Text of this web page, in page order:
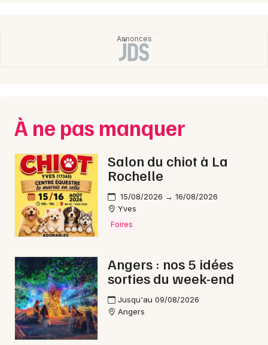
Choisir mes départements
Mon email
Je m'abonne
À ne pas manquer
Salon du chiot à La
Rochelle
15/08/2026 → 16/08/2026
Yves
Foires
Angers : nos 5 idées
sorties du week-end
Jusqu'au 09/08/2026
Angers